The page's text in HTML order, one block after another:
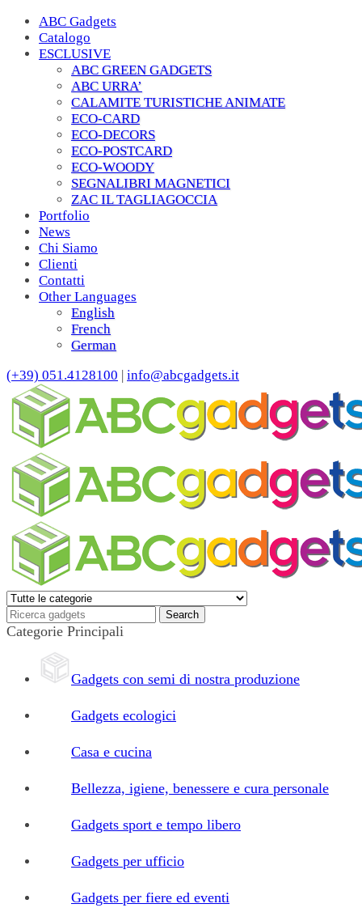
ABC Gadgets
Catalogo
ESCLUSIVE
ABC GREEN GADGETS
ABC URRA’
CALAMITE TURISTICHE ANIMATE
ECO-CARD
ECO-DECORS
ECO-POSTCARD
ECO-WOODY
SEGNALIBRI MAGNETICI
ZAC IL TAGLIAGOCCIA
Portfolio
News
Chi Siamo
Clienti
Contatti
Other Languages
English
French
German
(+39) 051.4128100 | info@abcgadgets.it
Categorie Principali
Gadgets con semi di nostra produzione
Gadgets ecologici
Casa e cucina
Bellezza, igiene, benessere e cura personale
Gadgets sport e tempo libero
Gadgets per ufficio
Gadgets per fiere ed eventi